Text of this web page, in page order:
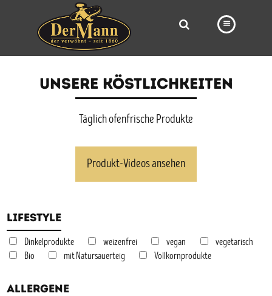
FILIALEN
BÄCKEREI
VORBESTELLUNG
VIDEOS
UNSERE KÖSTLICHKEITEN
Täglich ofenfrische Produkte
Produkt-Videos ansehen
Lifestyle
Dinkelprodukte weizenfrei vegan
vegetarisch
Bio
mit Natursauerteig Vollkornprodukte
Allergene